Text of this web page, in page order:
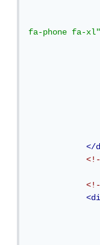
fa-phone fa-xl"
</